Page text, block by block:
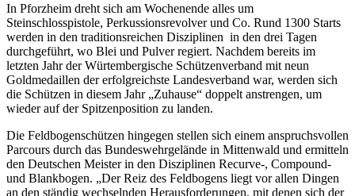
In Pforzheim dreht sich am Wochenende alles um
Steinschlosspistole, Perkussionsrevolver und Co. Rund 1300 Starts
werden in den traditionsreichen Disziplinen in den drei Tagen
durchgeführt, wo Blei und Pulver regiert. Nachdem bereits im
letzten Jahr der Würtembergische Schützenverband mit neun
Goldmedaillen der erfolgreichste Landesverband war, werden sich
die Schützen in diesem Jahr „Zuhause“ doppelt anstrengen, um
wieder auf der Spitzenposition zu landen.
Die Feldbogenschützen hingegen stellen sich einem anspruchsvollen
Parcours durch das Bundeswehrgelände in Mittenwald und ermitteln
den Deutschen Meister in den Disziplinen Recurve-, Compound-
und Blankbogen. „Der Reiz des Feldbogens liegt vor allen Dingen
an den ständig wechselnden Herausforderungen, mit denen sich der